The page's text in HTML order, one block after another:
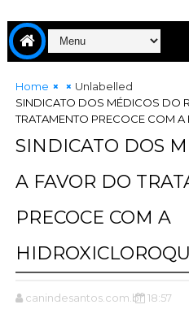
Home
Unlabelled
SINDICATO DOS MÉDICOS DO
TRATAMENTO PRECOCE COM
SINDICATO DOS
A FAVOR DO
PRECOCE COM A
canindesantos.com.br 18:57